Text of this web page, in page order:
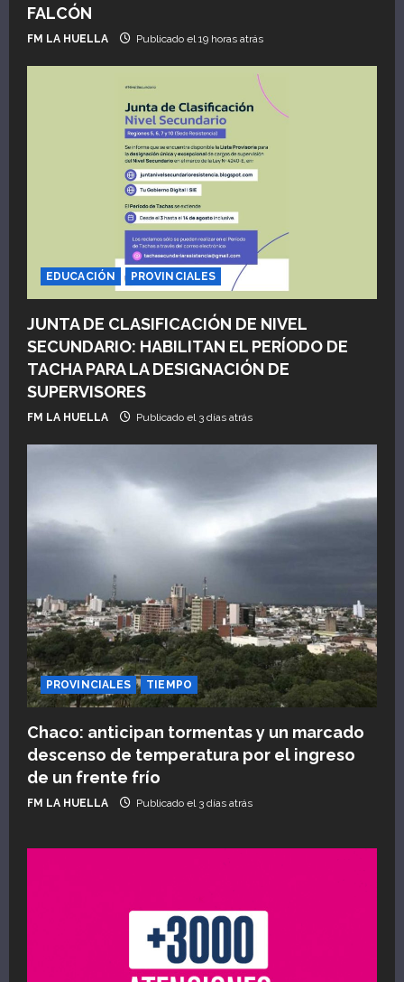
t
FALCÓN
FM LA HUELLA Publicado el 19 horas atrás
EDUCACIÓN PROVINCIALES
JUNTA DE CLASIFICACIÓN DE NIVEL
SECUNDARIO: HABILITAN EL PERÍODO DE
TACHA PARA LA DESIGNACIÓN DE
SUPERVISORES
FM LA HUELLA Publicado el 3 días atrás
PROVINCIALES TIEMPO
Chaco: anticipan tormentas y un marcado
descenso de temperatura por el ingreso
de un frente frío
FM LA HUELLA Publicado el 3 días atrás